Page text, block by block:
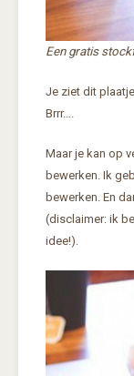
Een gratis
Je ziet dit
Brrr….
Maar je kan op
bewerken. Ik
bewerken. En
(disclaimer: ik
idee!).